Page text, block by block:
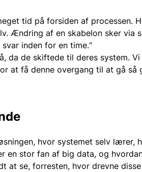
tid på forsiden af processen.
Ændring af en skabelon sker via
inden for en time.“
da de skiftede til deres system.
at få denne overgang til at gå så
hvor systemet selv lærer,
en stor fan af big data, og
at se, forresten, hvor drevne